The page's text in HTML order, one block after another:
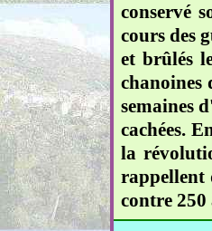
conservé
cours des
et brûlés
chanoines
semaines
cachées.
la
rappellent
contre 250